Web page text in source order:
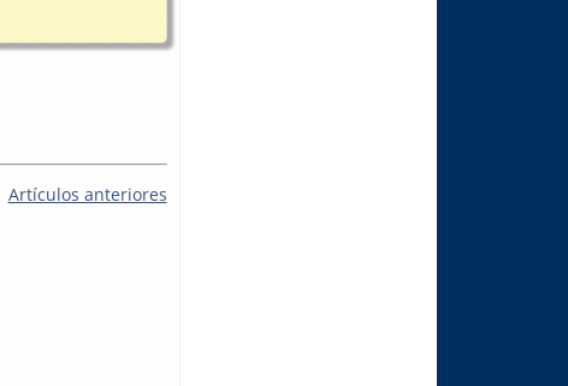
Artículos anteriores